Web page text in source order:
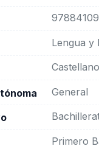
Lengua y
Castellano
General
Primero